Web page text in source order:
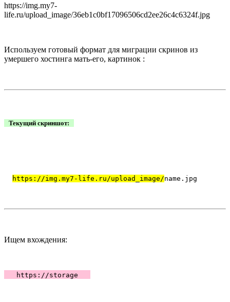
https://img.my7-
life.ru/upload_image/36eb1c0bf17096506cd2ee26c4c6324f.jpg
Используем готовый формат для миграции скринов из
умершего хостинга мать-его, картинок :
Текущий скриншот:
https://img.my7-life.ru/upload_image/name.jpg
Ищем вхождения:
https://storage